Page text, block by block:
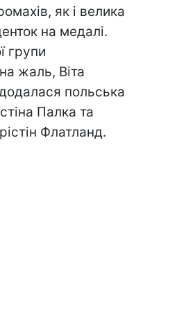
як і велика
на медалі.
групи
жаль, Віта
польська
Палка та
Флатланд.